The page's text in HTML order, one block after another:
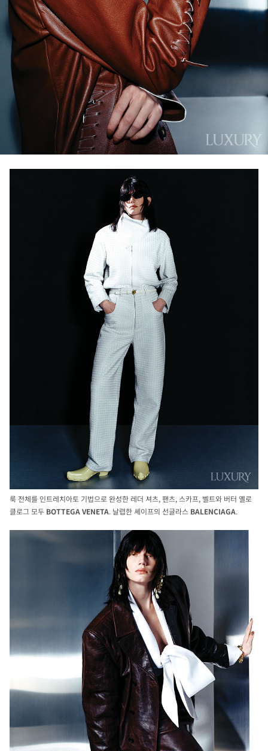
룩 전체를 인트레치아토 기법으로 완성한 레더 셔츠, 팬츠, 스카프, 벨트와 버터 옐로
클로그 모두 BOTTEGA VENETA. 날렵한 셰이프의 선글라스 BALENCIAGA.